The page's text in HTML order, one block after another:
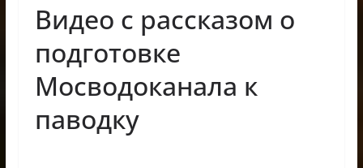
Видео с рассказом о
подготовке
Мосводоканала к
паводку